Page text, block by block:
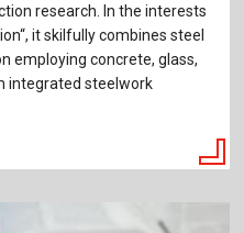
research. In the interests
it skilfully combines steel
employing concrete, glass,
integrated steelwork